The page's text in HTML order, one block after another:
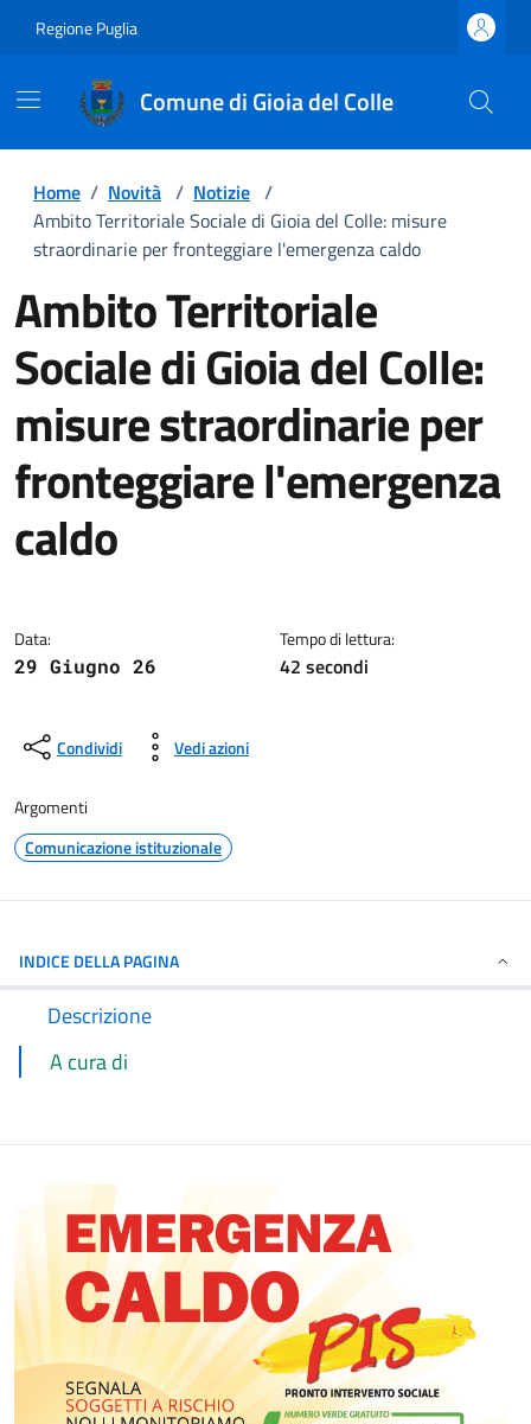
Regione Puglia
Comune di Gioia del Colle
Home / Novità / Notizie /
Ambito Territoriale Sociale di Gioia del Colle: misure
straordinarie per fronteggiare l'emergenza caldo
Ambito Territoriale
Sociale di Gioia del Colle:
misure straordinarie per
fronteggiare l'emergenza
caldo
Data:
29 Giugno 26
Tempo di lettura:
42 secondi
Condividi Vedi azioni
Argomenti
Comunicazione istituzionale
INDICE DELLA PAGINA
Descrizione
A cura di